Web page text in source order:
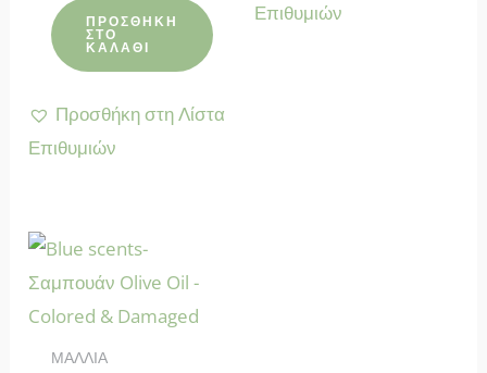
από 5ΠΡΟΣΘΉΚΗ
ΣΤΟ
ΚΑΛΆΘΙ
Προσθήκη στη Λίστα
Επιθυμιών
Επιθυμιών
ΜΑΛΛΙΑ